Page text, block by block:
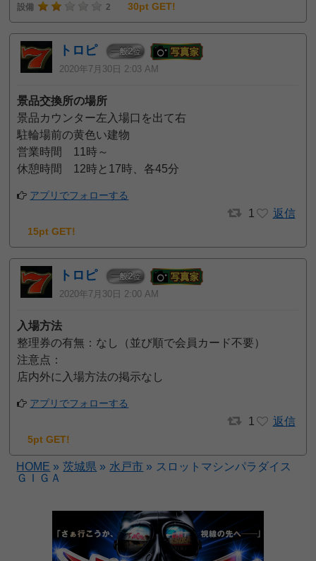
設備
2 30pt GET!
トロピ 一般2位
2020年7月30日 2:03 AM
景品交換所の場所
景品カウンター左入場口を出て右
駐輪場前の黄色い建物
営業時間 11時～
休憩時間 12時と17時、各45分
アプリでフォローする
1 返信
15pt GET!
トロピ 一般2位
2020年7月30日 2:00 AM
入場方法
整理券の有無：なし（並び順で会員カード不要）
注意点：
店内外に入場方法の掲示なし
アプリでフォローする
1 返信
5pt GET!
HOME » 茨城県 » 水戸市 » スロットマシンパラダイス
ＧＩＧＡ